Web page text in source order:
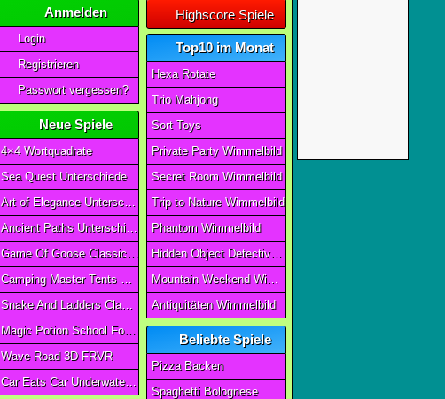
Anmelden
Login
Registrieren
Passwort vergessen?
Neue Spiele
4×4 Wortquadrate
Sea Quest Unterschiede
Art of Elegance Unterschiede
Ancient Paths Unterschiede
Game Of Goose Classic Edition
Camping Master Tents & Trees
Snake And Ladders Classic
Magic Potion School For Witch
Wave Road 3D FRVR
Car Eats Car Underwater Adventure FRVR
Highscore Spiele
Top10 im Monat
Hexa Rotate
Trio Mahjong
Sort Toys
Private Party Wimmelbild
Secret Room Wimmelbild
Trip to Nature Wimmelbild
Phantom Wimmelbild
Hidden Object Detective Story
Mountain Weekend Wimmelbild
Antiquitäten Wimmelbild
Beliebte Spiele
Pizza Backen
Spaghetti Bolognese